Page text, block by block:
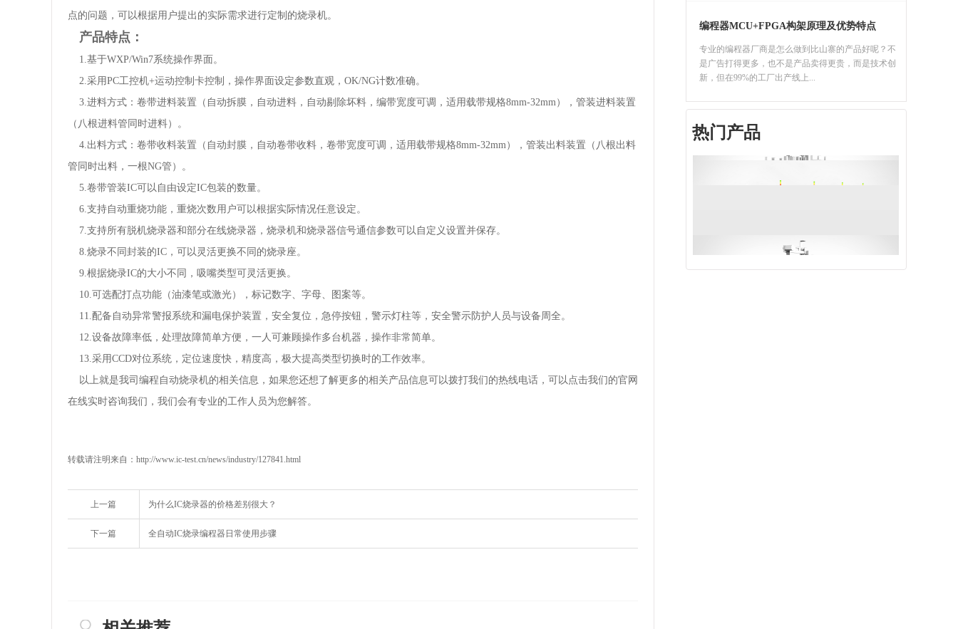
点的问题，可以根据用户提出的实际需求进行定制的烧录机。
产品特点：
1.基于WXP/Win7系统操作界面。
2.采用PC工控机+运动控制卡控制，操作界面设定参数直观，OK/NG计数准确。
3.进料方式：卷带进料装置（自动拆膜，自动进料，自动剔除坏料，编带宽度可调，适用载带规格8mm-32mm），管装进料装置
（八根进料管同时进料）。
4.出料方式：卷带收料装置（自动封膜，自动卷带收料，卷带宽度可调，适用载带规格8mm-32mm），管装出料装置（八根出料
管同时出料，一根NG管）。
5.卷带管装IC可以自由设定IC包装的数量。
6.支持自动重烧功能，重烧次数用户可以根据实际情况任意设定。
7.支持所有脱机烧录器和部分在线烧录器，烧录机和烧录器信号通信参数可以自定义设置并保存。
8.烧录不同封装的IC，可以灵活更换不同的烧录座。
9.根据烧录IC的大小不同，吸嘴类型可灵活更换。
10.可选配打点功能（油漆笔或激光），标记数字、字母、图案等。
11.配备自动异常警报系统和漏电保护装置，安全复位，急停按钮，警示灯柱等，安全警示防护人员与设备周全。
12.设备故障率低，处理故障简单方便，一人可兼顾操作多台机器，操作非常简单。
13.采用CCD对位系统，定位速度快，精度高，极大提高类型切换时的工作效率。
以上就是我司编程自动烧录机的相关信息，如果您还想了解更多的相关产品信息可以拨打我们的热线电话，可以点击我们的官网
在线实时咨询我们，我们会有专业的工作人员为您解答。
转载请注明来自： http://www.ic-test.cn/news/industry/127841.html
上一篇 为什么IC烧录器的价格差别很大？
下一篇 全自动IC烧录编程器日常使用步骤
编程器MCU+FPGA构架原理及优势特点
专业的编程器厂商是怎么做到比山寨的产品好呢？不
是广告打得更多，也不是产品卖得更贵，而是技术创
新，但在99%的工厂出产线上...
热门产品
IN-LINE自动测试线体（双通道）
GT01-02自动进出料系统